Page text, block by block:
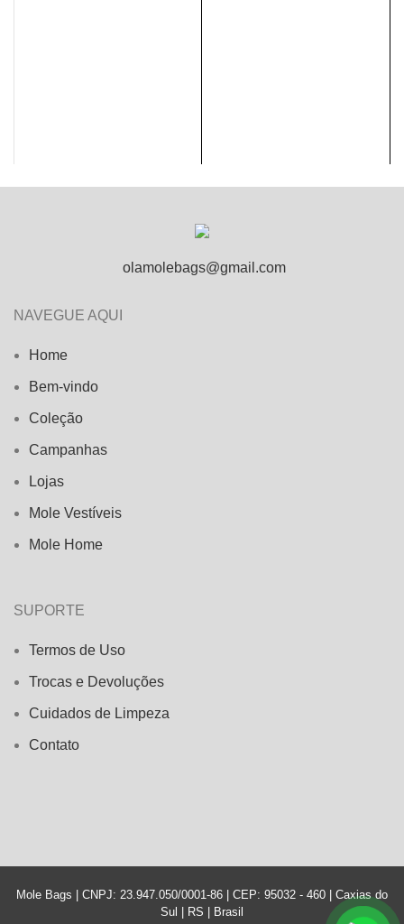
olamolebags@gmail.com
NAVEGUE AQUI
Home
Bem-vindo
Coleção
Campanhas
Lojas
Mole Vestíveis
Mole Home
SUPORTE
Termos de Uso
Trocas e Devoluções
Cuidados de Limpeza
Contato
Mole Bags | CNPJ: 23.947.050/0001-86 | CEP: 95032 - 460 | Caxias do
Sul | RS | Brasil